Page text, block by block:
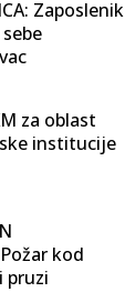
Zaposlenik
za oblast
institucije
kod
pruzi